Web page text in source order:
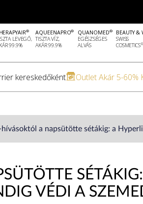
®
LEVEGŐ,
99.9%
AQUEENAPRO®
TISZTA VÍZ,
AKÁR 99.9%
QUANOMED®
EGÉSZSÉGES
ALVÁS
BEAUTY &
SWISS
COSMETICS®
kereskedőként Outlet Akár 5-60%
a napsütötte sétákig: a
VÉDI A